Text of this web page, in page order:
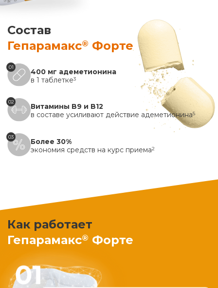
Состав
Гепарамакс® Форте
01
400 мг адеметионина
в 1 таблетке3
02
Витамины B9 и B12
в составе усиливают действие адеметионина5
03
Более 30%
экономия средств на курс приема2
Как работает
Гепарамакс® Форте